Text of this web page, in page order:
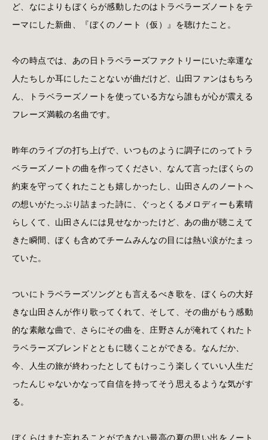
ど、なによりもぼくらが感動したのはトラベラーズノートをテ
ーマにした新曲、『ぼくのノート（仮）』を聴けたこと。
今の時点では、あの日トラベラーズファクトリーにいた幸運な
人たちしか耳にしたことないが曲だけど、山田ファンはもちろ
ん、トラベラーズノートを使っている方なら誰もが心が震える
フレーズ満載の名曲です。
昨年のライブの打ち上げで、いつものように調子にのってトラ
ベラーズノートの曲を作ってください、なんて言ったぼくらの
約束を守ってくれたことも嬉しかったし、山田さんのノートへ
の想いがたっぷり詰まった詩に、ぐっとくるメロディーも素晴
らしくて、山田さんには見せなかったけど、あの曲が聴こえて
きた瞬間、ぼくも含めてチームみんなの目には熱い涙がたまっ
ていた。
ついにトラベラーズソングとも言えるべき歌を、ぼくらの大好
きな山田さんが作り歌ってくれて、そして、その曲がもう感動
的な素敵な曲で、さらにその曲を、庄野さんが淹れてくれたト
ラベラーズブレンドとともに聴くことができる。なんだか、
今、人生の旅が終わったとしてもけっこう楽しくていい人生だ
ったんじゃないかなって自信を持ってそう思えるような気がす
る。
ぼくらはまた忘れることができない最高の夏の思い出をノート